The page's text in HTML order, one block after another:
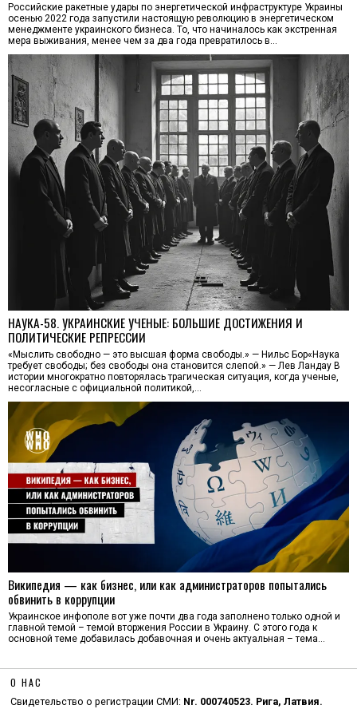
Российские ракетные удары по энергетической инфраструктуре Украины
осенью 2022 года запустили настоящую революцию в энергетическом
менеджменте украинского бизнеса. То, что начиналось как экстренная
мера выживания, менее чем за два года превратилось в…
НАУКА-58. УКРАИНСКИЕ УЧЕНЫЕ: БОЛЬШИЕ ДОСТИЖЕНИЯ И
ПОЛИТИЧЕСКИЕ РЕПРЕССИИ
«Мыслить свободно — это высшая форма свободы.» — Нильс Бор«Наука
требует свободы; без свободы она становится слепой.» — Лев Ландау В
истории многократно повторялась трагическая ситуация, когда ученые,
несогласные с официальной политикой,…
Википедия — как бизнес, или как администраторов попытались
обвинить в коррупции
Украинское инфополе вот уже почти два года заполнено только одной и
главной темой – темой вторжения России в Украину. С этого года к
основной теме добавилась добавочная и очень актуальная – тема…
О НАС
Свидетельство о регистрации СМИ: Nr. 000740523. Рига, Латвия.